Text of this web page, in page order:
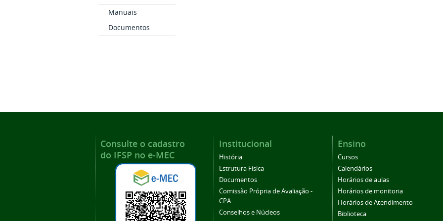
Manuais
Documentos
Consulte o cadastro
do IFSP no e-MEC
Institucional
História
Estrutura Física
Documentos
Comissão Própria de Avaliação -
CPA
Conselhos e Núcleos
Ensino
Cursos
Calendários
Horários de aulas
Horários de monitoria
Horários de Atendimento
Biblioteca